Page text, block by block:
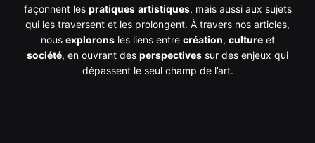
façonnent les pratiques artistiques, mais aussi aux sujets
qui les traversent et les prolongent. À travers nos articles,
nous exploronsles liens entre création, cultureet
société, en ouvrant des perspectives sur des enjeux qui
dépassent le seul champ de l’art.